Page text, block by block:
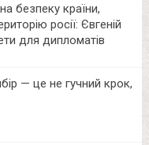
безпеку країни,
росії: Євгеній
для дипломатів
— це не гучний крок,